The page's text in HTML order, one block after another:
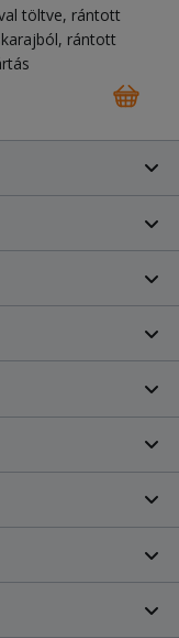
töltve, rántott
rántott